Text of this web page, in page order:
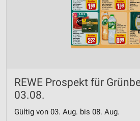
REWE Prospekt für
03.08.
Gültig von 03. Aug. bis 08. Aug.